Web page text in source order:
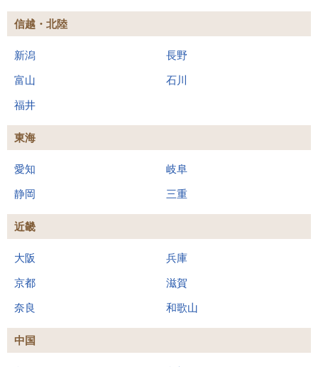
信越・北陸
新潟 長野
富山 石川
福井
東海
愛知 岐阜
静岡 三重
近畿
大阪 兵庫
京都 滋賀
奈良 和歌山
中国